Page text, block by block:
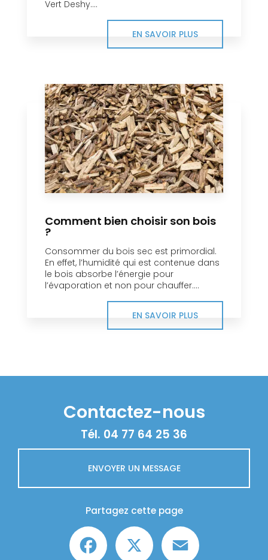
Vert Deshy....
EN SAVOIR PLUS
Comment bien choisir son bois
?
Consommer du bois sec est primordial.
En effet, l’humidité qui est contenue dans
le bois absorbe l’énergie pour
l’évaporation et non pour chauffer....
EN SAVOIR PLUS
Contactez-nous
Tél. 04 77 64 25 36
ENVOYER UN MESSAGE
Partagez cette page
Facebook